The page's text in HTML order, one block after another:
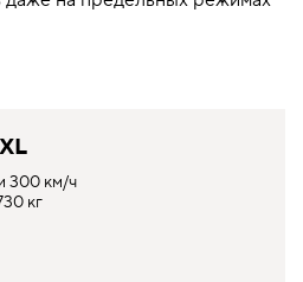
300 км/ч
кг